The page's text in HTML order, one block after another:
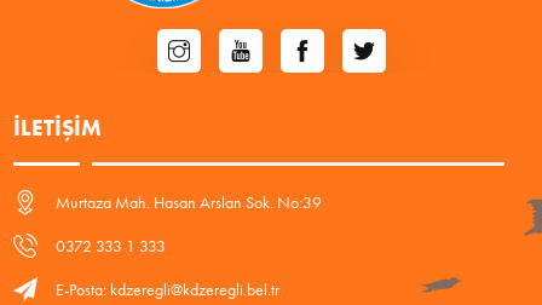
İLETIŞIM
Murtaza Mah. Hasan Arslan Sok. No:39
0372 333 1 333
E-Posta: kdzeregli@kdzeregli.bel.tr